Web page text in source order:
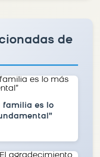
de
familia es lo